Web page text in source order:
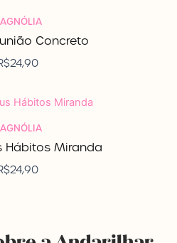
Concreto
24,90
Hábitos Miranda
24,90